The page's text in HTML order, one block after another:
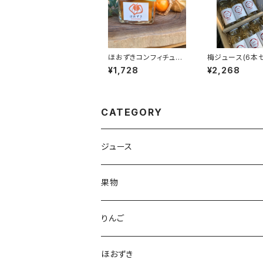
ほおずきコンフィチュー
ル（2個セット）
¥1,728
梅ジュース(6本
¥2,268
CATEGORY
ジュース
果物
りんご
ジュース
ほおずき